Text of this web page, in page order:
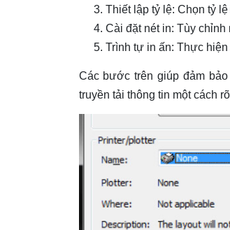
Thiết lập tỷ lệ: Chọn tỷ
Cài đặt nét in: Tùy
Trình tự in ấn: Thực
Các bước trên giúp đảm
truyền tải thông tin một cách